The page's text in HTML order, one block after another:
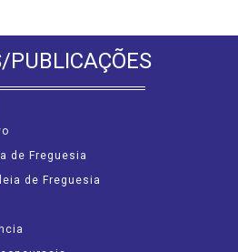
PUBLICAÇÕES
de Freguesia
de Freguesia